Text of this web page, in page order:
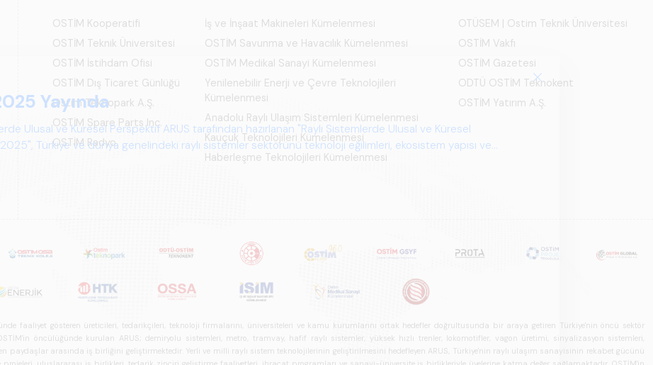
Yayında
Ulusal ve Küresel Perspektif ARUS tarafından hazırlanan "Raylı Sistemlerde Ulusal ve Küresel
Türkiye ve dünya genelindeki raylı sistemler sektörünü teknoloji eğilimleri, ekosistem yapısı ve
kapsamlı biçimde ele alan bir referans çalışmasıdır.
OSTİM Kooperatifi
OSTİM Teknik Üniversitesi
OSTİM İstihdam Ofisi
OSTİM Dış Ticaret Günlüğü
Ostim Teknopark A.Ş.
OSTİM Spare Parts Inc.
OSTİM Radyo
İş ve İnşaat Makineleri Kümelenmesi
OSTİM Savunma ve Havacılık Kümelenmesi
OSTİM Medikal Sanayi Kümelenmesi
Yenilenebilir Enerji ve Çevre Teknolojileri
Kümelenmesi
Anadolu Raylı Ulaşım Sistemleri Kümelenmesi
Kauçuk Teknolojileri Kümelenmesi
Haberleşme Teknolojileri Kümelenmesi
OTÜSEM | Ostim Teknik Üniversitesi
OSTİM Vakfı
OSTİM Gazetesi
ODTÜ OSTİM Teknokent
OSTİM Yatırım A.Ş.
faaliyet gösteren üreticileri, tedarikçileri, teknoloji firmalarını, üniversiteleri ve kamu kurumlarını ortak hedefler doğrultusunda bir araya getiren Türkiye'nin öncü sektör
öncülüğünde kurulan ARUS; demiryolu sistemleri, metro, tramvay, hafif raylı sistemler, yüksek hızlı trenler, lokomotifler, vagon üretimi, sinyalizasyon sistemleri,
paydaşlar arasında iş birliğini geliştirmektedir. Yerli ve milli raylı sistem teknolojilerinin geliştirilmesini hedefleyen ARUS, Türkiye'nin raylı ulaşım sanayisinin rekabet gücünü